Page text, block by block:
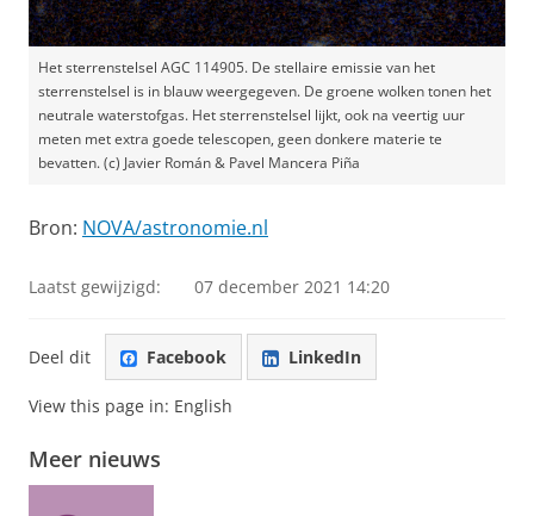
Het sterrenstelsel AGC 114905. De stellaire emissie van het
sterrenstelsel is in blauw weergegeven. De groene wolken tonen het
neutrale waterstofgas. Het sterrenstelsel lijkt, ook na veertig uur
meten met extra goede telescopen, geen donkere materie te
bevatten. (c) Javier Román & Pavel Mancera Piña
Bron: NOVA/astronomie.nl
Laatst gewijzigd: 07 december 2021 14:20
Deel dit Facebook LinkedIn
View this page in: English
Meer nieuws